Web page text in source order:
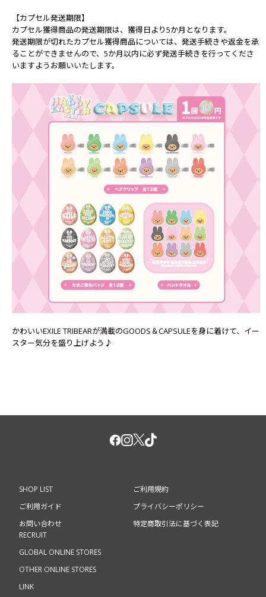
【カプセル発送期限】
カプセル獲得商品の発送期限は、獲得日より5か月となります。
発送期限が切れたカプセル獲得商品については、発送手続きや返金を承
ることができませんので、5か月以内に必ず発送手続きを行ってくださ
いますようお願いいたします。
かわいいEXILE TRIBEARが満載のGOODS＆CAPSULEを身に着けて、イー
スター気分を盛り上げよう♪
SHOP LIST
ご利用ガイド
お問い合わせ
ご利用規約
プライバシーポリシー
特定商取引法に基づく表記
RECRUIT
GLOBAL ONLINE STORES
OTHER ONLINE STORES
LINK